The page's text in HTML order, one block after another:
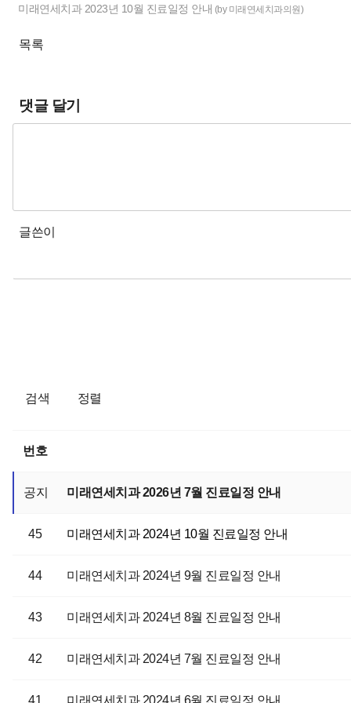
미래연세치과 2023년 10월 진료일정 안내 (by 미래연세치과의원)
목록
댓글 달기
글쓴이
검색 정렬
번호
공지 미래연세치과 2026년 7월 진료일정 안내
45 미래연세치과 2024년 10월 진료일정 안내
44 미래연세치과 2024년 9월 진료일정 안내
43 미래연세치과 2024년 8월 진료일정 안내
42 미래연세치과 2024년 7월 진료일정 안내
41 미래연세치과 2024년 6월 진료일정 안내